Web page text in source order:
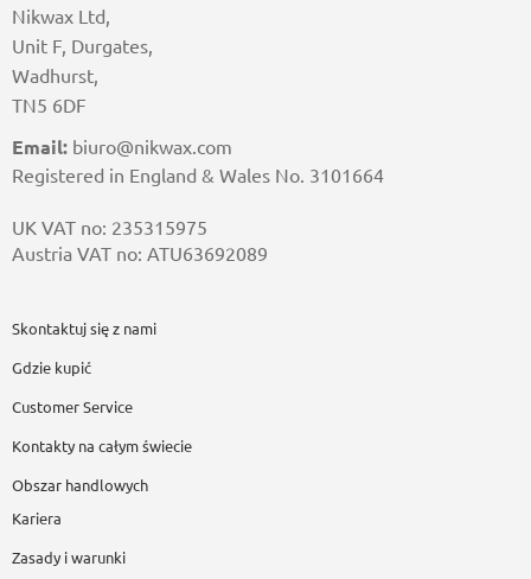
Nikwax Ltd,
Unit F, Durgates,
Wadhurst,
TN5 6DF
Email: biuro@nikwax.com
Registered in England & Wales No. 3101664
UK VAT no: 235315975
Austria VAT no: ATU63692089
Skontaktuj się z nami
Gdzie kupić
Customer Service
Kontakty na całym świecie
Obszar handlowych
Kariera
Zasady i warunki